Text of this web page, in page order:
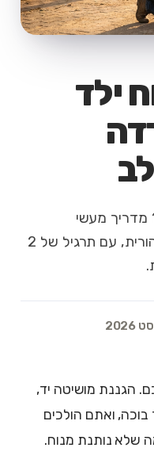
ילד
מדריך מעשי
להתמודדות עם חרדת הפרדה הורית, עם תרגיל של 2
הגננת מושיטה יד,
ואתם הולכים
שלא נותנת מנוח.